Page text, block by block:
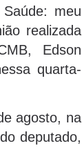
meu
realizada
Edson
quarta-
agosto, na
deputado,